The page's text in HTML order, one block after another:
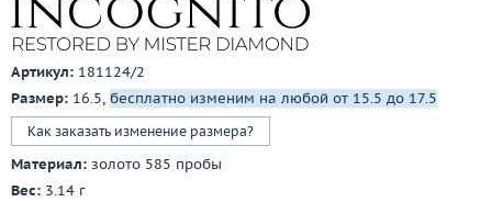
3D-тур по шоуруму
Заказать звонок
Артикул: 181124/2
Размер: 16.5, бесплатно изменим на любой от 15.5 до 17.5
Как заказать изменение размера?
Материал: золото 585 пробы
Вес: 3.14 г